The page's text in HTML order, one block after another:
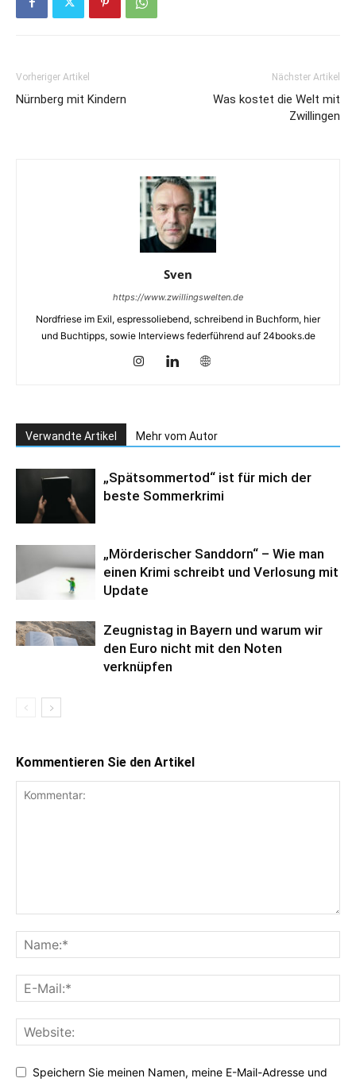
Vorheriger Artikel
Nürnberg mit Kindern
Nächster Artikel
Was kostet die Welt mit
Zwillingen
Sven
https://www.zwillingswelten.de
Nordfriese im Exil, espressoliebend, schreibend in Buchform, hier
und Buchtipps, sowie Interviews federführend auf 24books.de
Verwandte Artikel Mehr vom Autor
„Spätsommertod“ ist für mich der
beste Sommerkrimi
„Mörderischer Sanddorn“ – Wie man
einen Krimi schreibt und Verlosung mit
Update
Zeugnistag in Bayern und warum wir
den Euro nicht mit den Noten
verknüpfen
Kommentieren Sie den Artikel
Speichern Sie meinen Namen, meine E-Mail-Adresse und